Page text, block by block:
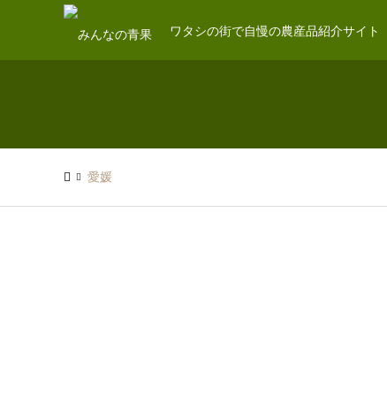
ワタシの街で自慢の農産品紹介サイト
愛媛